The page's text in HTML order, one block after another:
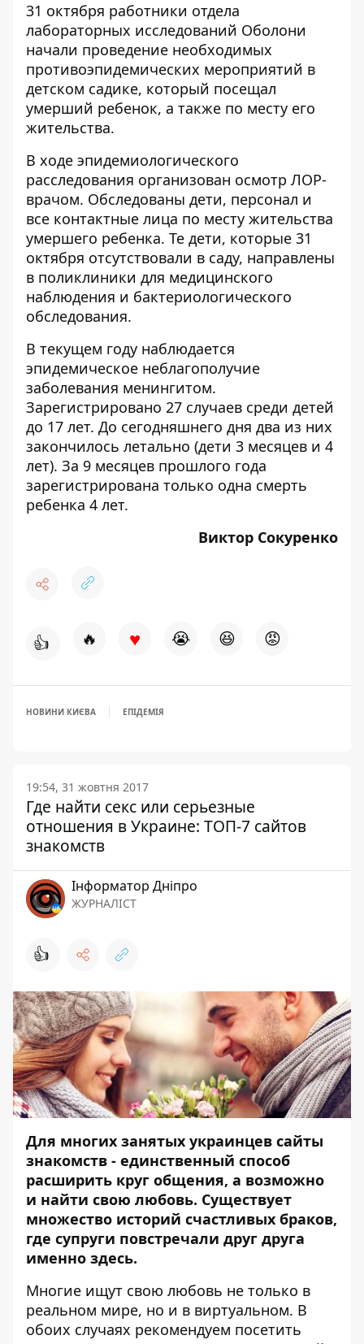
31 октября работники отдела
лабораторных исследований Оболони
начали проведение необходимых
противоэпидемических мероприятий в
детском садике, который посещал
умерший ребенок, а также по месту его
жительства.
В ходе эпидемиологического
расследования организован осмотр ЛОР-
врачом. Обследованы дети, персонал и
все контактные лица по месту жительства
умершего ребенка. Те дети, которые 31
октября отсутствовали в саду, направлены
в поликлиники для медицинского
наблюдения и бактериологического
обследования.
В текущем году наблюдается
эпидемическое неблагополучие
заболевания менингитом.
Зарегистрировано 27 случаев среди детей
до 17 лет. До сегодняшнего дня два из них
закончилось летально (дети 3 месяцев и 4
лет). За 9 месяцев прошлого года
зарегистрирована только одна смерть
ребенка 4 лет.
Виктор Сокуренко
👍 🔥 ♥ 😭 😆 😡
НОВИНИ КИЄВА ЕПІДЕМІЯ
19:54, 31 жовтня 2017
Где найти секс или серьезные
отношения в Украине: ТОП-7 сайтов
знакомств
Інформатор Дніпро
ЖУРНАЛІСТ
👍
Для многих занятых украинцев сайты
знакомств - единственный способ
расширить круг общения, а возможно
и найти свою любовь. Существует
множество историй счастливых браков,
где супруги повстречали друг друга
именно здесь.
Многие ищут свою любовь не только в
реальном мире, но и в виртуальном. В
обоих случаях рекомендуем посетить